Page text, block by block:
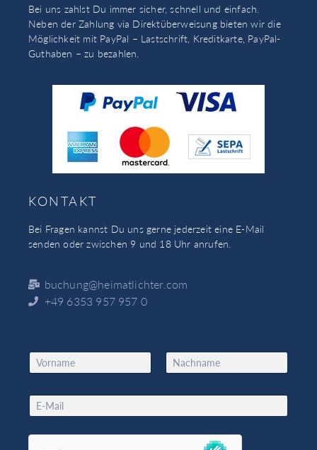
Bei uns zahlst Du immer sicher, schnell und einfach.
Neben der Zahlung via Direktüberweisung bieten wir die
Möglichkeit mit PayPal – Lastschrift, Kreditkarte, PayPal-
Guthaben – zu bezahlen.
KONTAKT
Bei Fragen kannst Du uns gerne jederzeit eine E-Mail
senden oder zwischen 9 und 18 Uhr anrufen.
buchung@heimatlichter.com
+49 6353 957 957 0
N
a
e
*
Vorname Nachname
E
m
a
i
E
m
i